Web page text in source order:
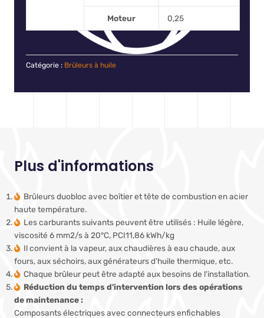
Moteur 0,25
Catégorie : Brûleurs à huile
Plus d'informations
Brûleurs duobloc avec boîtier et tête de combustion en acier
haute température.
Les carburants suivants peuvent être utilisés : Huile légère,
viscosité 6 mm2/s à 20°C, PCI11,86 kWh/kg
Il convient à la vapeur, aux chaudières à eau chaude, aux
fours, aux séchoirs, aux générateurs d'huile thermique, etc.
Chaque brûleur peut être adapté aux besoins de l'installation.
Réduction du temps d'intervention lors des opérations
de maintenance :
Composants électriques avec connecteurs enfichables